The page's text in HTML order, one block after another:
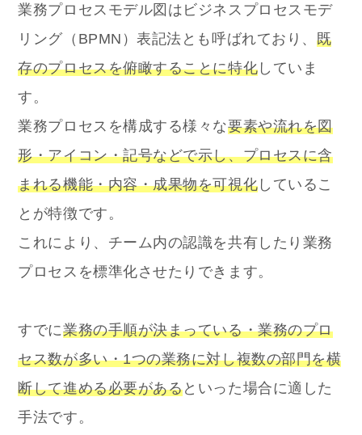
業務プロセスモデル図はビジネスプロセスモデ
リング（BPMN）表記法とも呼ばれており、 既
存のプロセスを俯瞰することに特化 していま
す。
業務プロセスを構成する様々な要素や流れを図
形・アイコン・記号などで示し、プロセスに含
まれる機能・内容・成果物を可視化 しているこ
とが特徴です。
これにより、チーム内の認識を共有したり業務
プロセスを標準化させたりできます。
すでに業務の手順が決まっている・業務のプロ
セス数が多い・1つの業務に対し複数の部門を横
断して進める必要があるといった場合に適した
手法です。